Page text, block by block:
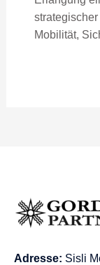
Mobilität,
Adresse: Sisli